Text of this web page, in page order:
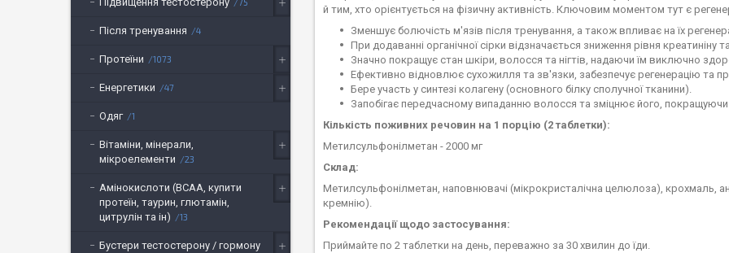
й тим, хто орієнтується на фізичну активність. Ключовим моментом тут є
Зменшує болючість м'язів після тренування, а також впливає на їх
При додаванні органічної сірки відзначається зниження рівня креатиніну та
Значно покращує стан шкіри, волосся та нігтів, надаючи їм виключно
Ефективно відновлює сухожилля та зв'язки, забезпечує регенерацію та
Бере участь у синтезі колагену (основного білку сполучної тканини).
Запобігає передчасному випаданню волосся та зміцнює його, покращуючи
Кількість поживних речовин на 1 порцію (2 таблетки):
Метилсульфонілметан - 2000 мг
Склад:
Метилсульфонілметан, наповнювачі (мікрокристалічна целюлоза), крохмаль,
кремнію).
Рекомендації щодо застосування:
Приймайте по 2 таблетки на день, переважно за 30 хвилин до їди.
Після тренування 4
Протеїни 1073
Енергетики 47
Одяг 1
Вітаміни, мінерали,
мікроелементи
23
Амінокислоти (BCAA, купити
протеїн, таурин, глютамін,
цитрулін та ін)
13
Бустери тестостерону / гормону